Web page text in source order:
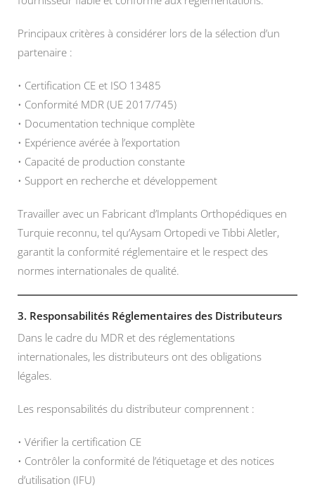
Principaux critères à considérer lors de la sélection d’un
partenaire :
• Certification CE et ISO 13485
• Conformité MDR (UE 2017/745)
• Documentation technique complète
• Expérience avérée à l’exportation
• Capacité de production constante
• Support en recherche et développement
Travailler avec un Fabricant d’Implants Orthopédiques en
Turquie reconnu, tel qu’Aysam Ortopedi ve Tıbbi Aletler,
garantit la conformité réglementaire et le respect des
normes internationales de qualité.
3. Responsabilités Réglementaires des Distributeurs
Dans le cadre du MDR et des réglementations
internationales, les distributeurs ont des obligations
légales.
Les responsabilités du distributeur comprennent :
• Vérifier la certification CE
• Contrôler la conformité de l’étiquetage et des notices
d’utilisation (IFU)